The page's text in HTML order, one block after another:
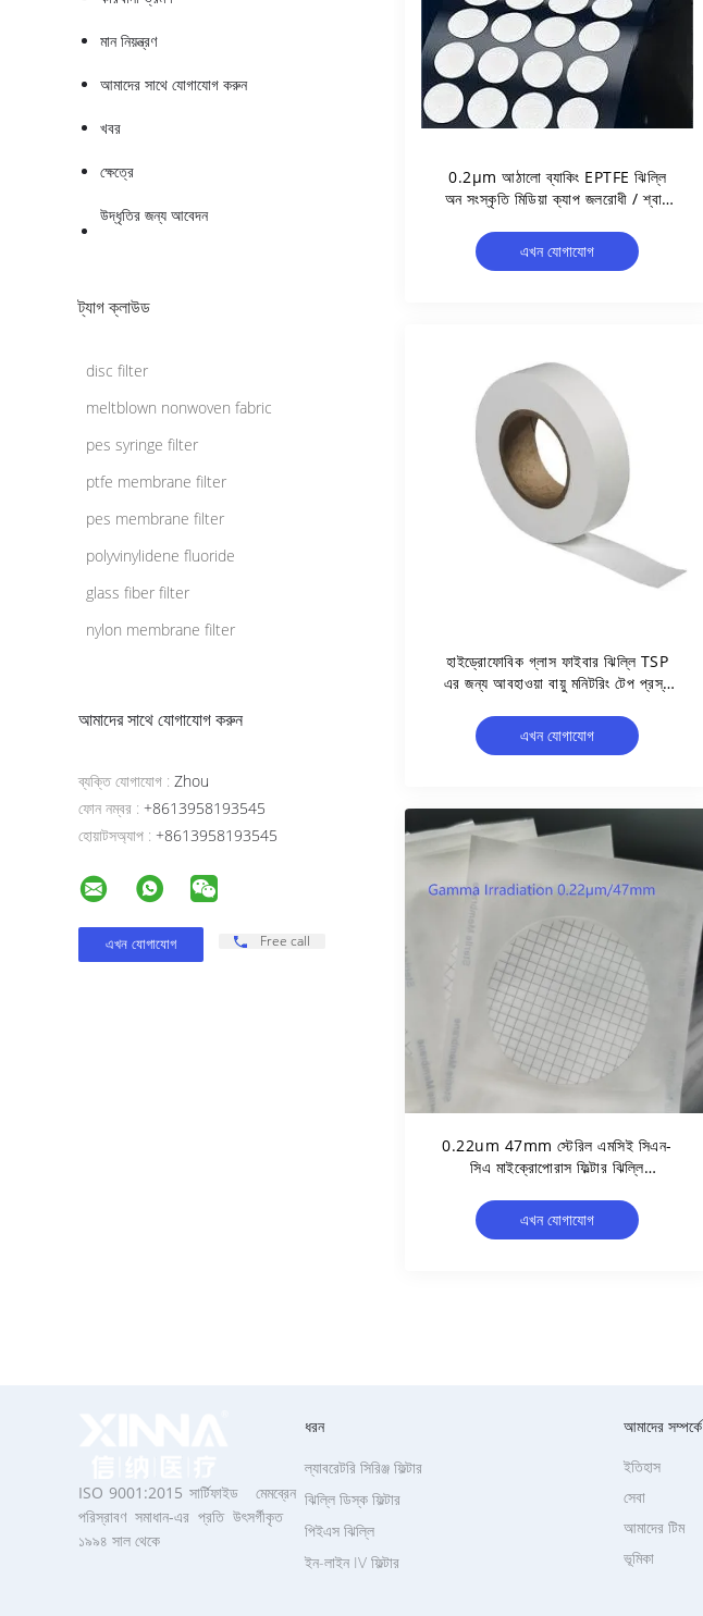
মান নিয়ন্ত্রণ
আমাদের সাথে যোগাযোগ করুন
খবর
ক্ষেত্রে
উদ্ধৃতির জন্য আবেদন
ট্যাগ ক্লাউড
disc filter
meltblown nonwoven fabric
pes syringe filter
ptfe membrane filter
pes membrane filter
polyvinylidene fluoride
glass fiber filter
nylon membrane filter
আমাদের সাথে যোগাযোগ করুন
ব্যক্তি যোগাযোগ : Zhou
ফোন নম্বর : +8613958193545
হোয়াটসঅ্যাপ : +8613958193545
Free call
0.2μm আঠালো ব্যাকিং EPTFE ঝিল্লি
অন সংস্কৃতি মিডিয়া ক্যাপ জলরোধী / শ্বাস
প্রতিরোধের
এখন যোগাযোগ
হাইড্রোফোবিক গ্লাস ফাইবার ঝিল্লি TSP
এর জন্য আবহাওয়া বায়ু মনিটরিং টেপ প্রস্থ
এখন যোগাযোগ
0.22um 47mm স্টেরিল এমসিই সিএন-
সিএ মাইক্রোপোরাস ফিল্টার ঝিল্লি
প্যাকেজ
এখন যোগাযোগ
ISO 9001:2015 সার্টিফাইড মেমব্রেন
পরিস্রাবণ সমাধান-এর প্রতি উৎসর্গীকৃত
১৯৯৪ সাল থেকে
ধরন
ইন-লাইন IV ফিল্টার
ল্যাবরেটরি সিরিঞ্জ ফিল্টার
ঝিল্লি ডিস্ক ফিল্টার
পিইএস ঝিল্লি
আমাদের সম্পর্কে
ভূমিকা
ইতিহাস
সেবা
আমাদের টিম